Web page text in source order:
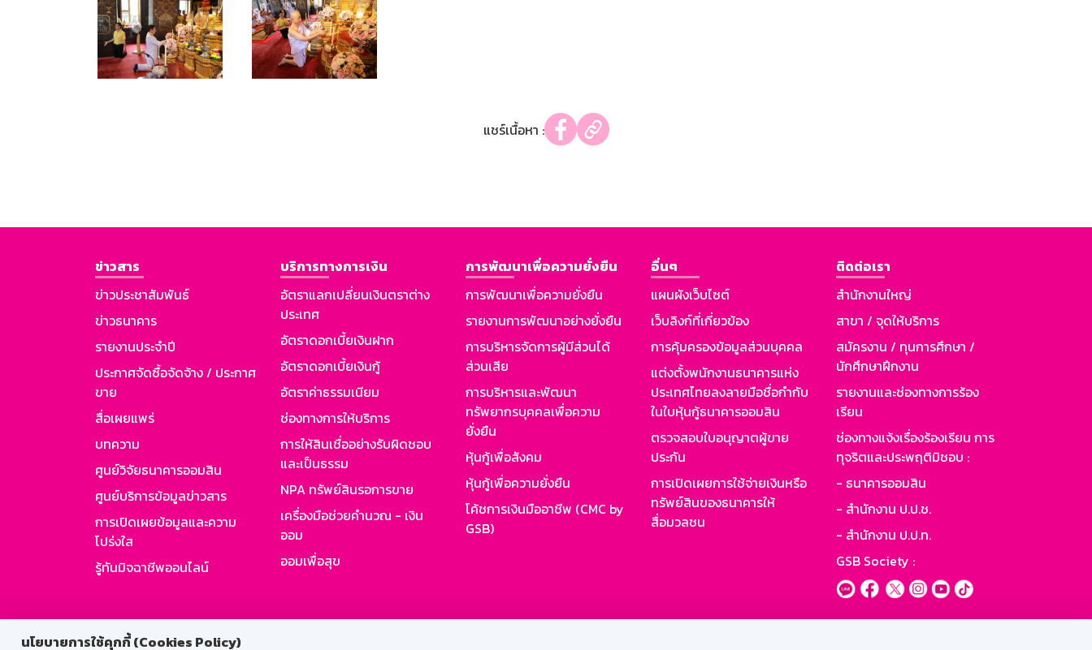
นโยบายการใช้คุกกี้ (Cookies Policy)
แชร์เนื้อหา :
ข่าวสาร
ข่าวประชาสัมพันธ์
ข่าวธนาคาร
รายงานประจำปี
ประกาศจัดซื้อจัดจ้าง / ประกาศ
ขาย
สื่อเผยแพร่
บทความ
ศูนย์วิจัยธนาคารออมสิน
ศูนย์บริการข้อมูลข่าวสาร
การเปิดเผยข้อมูลและความ
โปร่งใส
รู้ทันมิจฉาชีพออนไลน์
บริการทางการเงิน
อัตราแลกเปลี่ยนเงินตราต่าง
ประเทศ
อัตราดอกเบี้ยเงินฝาก
อัตราดอกเบี้ยเงินกู้
อัตราค่าธรรมเนียม
ช่องทางการให้บริการ
การให้สินเชื่ออย่างรับผิดชอบ
และเป็นธรรม
NPA ทรัพย์สินรอการขาย
เครื่องมือช่วยคำนวณ - เงิน
ออม
ออมเพื่อสุข
การพัฒนาเพื่อความยั่งยืน
การพัฒนาเพื่อความยั่งยืน
รายงานการพัฒนาอย่างยั่งยืน
การบริหารจัดการผู้มีส่วนได้
ส่วนเสีย
การบริหารและพัฒนา
ทรัพยากรบุคคลเพื่อความ
ยั่งยืน
หุ้นกู้เพื่อสังคม
หุ้นกู้เพื่อความยั่งยืน
โค้ชการเงินมืออาชีพ (CMC by
GSB)
อื่นๆ
แผนผังเว็บไซต์
เว็บลิงก์ที่เกี่ยวข้อง
การคุ้มครองข้อมูลส่วนบุคคล
แต่งตั้งพนักงานธนาคารแห่ง
ประเทศไทยลงลายมือชื่อกำกับ
ในใบหุ้นกู้ธนาคารออมสิน
ตรวจสอบใบอนุญาตผู้ขาย
ประกัน
การเปิดเผยการใช้จ่ายเงินหรือ
ทรัพย์สินของธนาคารให้
สื่อมวลชน
ติดต่อเรา
สำนักงานใหญ่
สาขา / จุดให้บริการ
สมัครงาน / ทุนการศึกษา /
นักศึกษาฝึกงาน
รายงานและช่องทางการร้อง
เรียน
ช่องทางแจ้งเรื่องร้องเรียน การ
ทุจริตและประพฤติมิชอบ :
- ธนาคารออมสิน
- สำนักงาน ป.ป.ช.
- สำนักงาน ป.ป.ท.
GSB Society :